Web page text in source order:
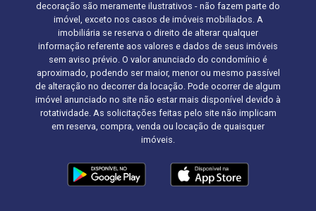
decoração são meramente ilustrativos - não fazem parte do
imóvel, exceto nos casos de imóveis mobiliados. A
imobiliária se reserva o direito de alterar qualquer
informação referente aos valores e dados de seus imóveis
sem aviso prévio. O valor anunciado do condomínio é
aproximado, podendo ser maior, menor ou mesmo passível
de alteração no decorrer da locação. Pode ocorrer de algum
imóvel anunciado no site não estar mais disponível devido à
rotatividade. As solicitações feitas pelo site não implicam
em reserva, compra, venda ou locação de quaisquer
imóveis.